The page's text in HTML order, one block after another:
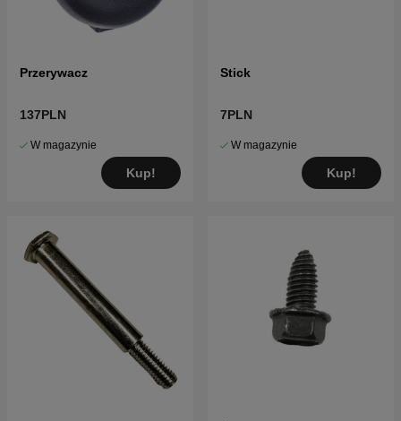
Przerywacz
137PLN
W magazynie
Kup!
Stick
7PLN
W magazynie
Kup!